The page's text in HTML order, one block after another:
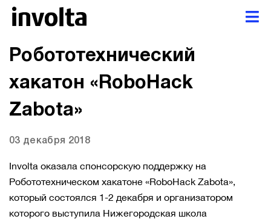
Робототехнический
хакатон «RoboHack
Zabota»
03 декабря 2018
Involta оказала спонсорскую поддержку на
Робототехническом хакатоне «RoboHack Zabota»,
который состоялся 1-2 декабря и организатором
которого выступила Нижегородская школа